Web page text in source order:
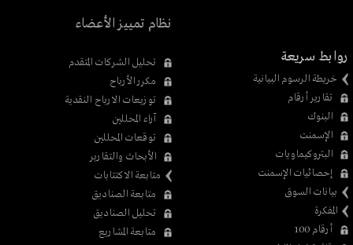
نظام تمييز الأعضاء
روابط سريعة
خريطة الرسوم البيانية
تقارير أرقام
البنوك
الإسمنت
البتروكيماويات
إحصائيات الإسمنت
بيانات السوق
المفكرة
أرقام 100
تحليل الشركات المتقدم
مكرر الأرباح
توزيعات الارباح النقدية
آراء المحللين
توقعات المحللين
الأبحاث والتقارير
متابعة الاكتتابات
متابعة الصناديق
تحليل الصناديق
متابعة المشاريع